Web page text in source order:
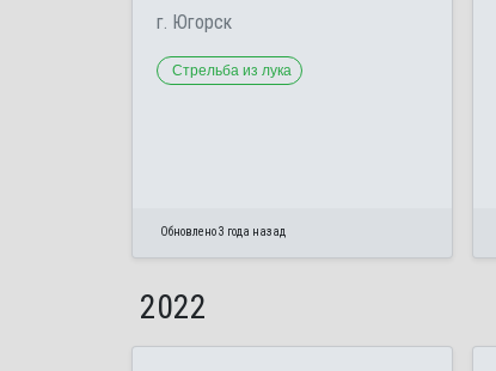
г. Югорск
Стрельба из лука
Обновлено 3 года назад
2022